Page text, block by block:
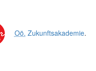
Oö. Zukunftsakademie.